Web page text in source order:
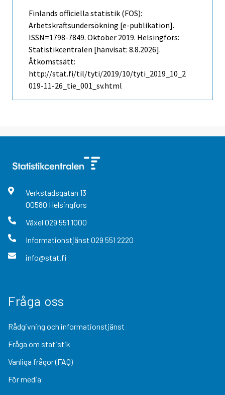
Finlands officiella statistik (FOS):
Arbetskraftsundersökning [e-publikation].
ISSN=1798-7849. Oktober 2019. Helsingfors:
Statistikcentralen [hänvisat: 8.8.2026].
Åtkomstsätt:
http://stat.fi/til/tyti/2019/10/tyti_2019_10_2
019-11-26_tie_001_sv.html
Verkstadsgatan 13
00580 Helsingfors
Växel 029 551 1000
Informationstjänst 029 551 2220
info@stat.fi
Fråga oss
Rådgivning och informationstjänst
Fråga om statistik
Vanliga frågor (FAQ)
För media